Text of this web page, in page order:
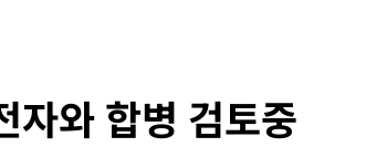
자와 합병 검토중